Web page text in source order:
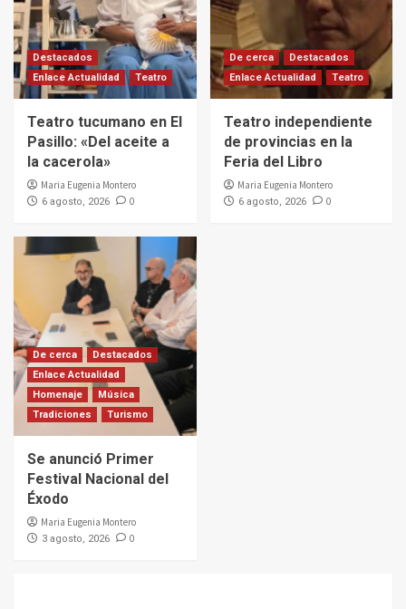
Destacados
Enlace Actualidad
Teatro
Teatro tucumano en El
Pasillo: «Del aceite a
la cacerola»
Maria Eugenia Montero
6 agosto, 2026 0
De cerca
Destacados
Enlace Actualidad
Teatro
Teatro independiente
de provincias en la
Feria del Libro
Maria Eugenia Montero
6 agosto, 2026 0
De cerca
Destacados
Enlace Actualidad
Homenaje
Música
Tradiciones
Turismo
Se anunció Primer
Festival Nacional del
Éxodo
Maria Eugenia Montero
3 agosto, 2026 0